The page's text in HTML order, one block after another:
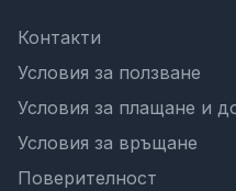
Контакти
Условия за ползване
Условия за плащане и
Условия за връщане
Поверителност